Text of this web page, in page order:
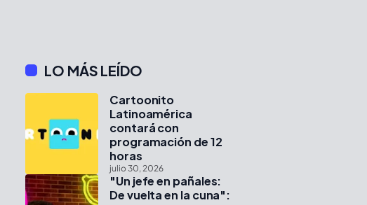
LO MÁS LEÍDO
Cartoonito
Latinoamérica
contará con
programación de 12
horas
julio 30, 2026
"Un jefe en pañales:
De vuelta en la cuna":